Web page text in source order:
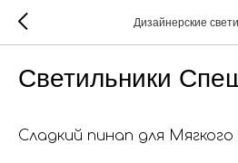
Дизайнерские
Светильники
Сладкий пинап для